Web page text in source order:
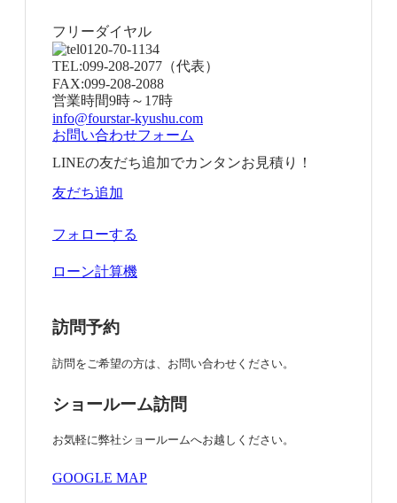
フリーダイヤル
0120-70-1134
TEL:099-208-2077 （代表）
FAX:099-208-2088
営業時間9時～17時
info@fourstar-kyushu.com
お問い合わせフォーム
LINEの友だち追加でカンタンお見積り！
友だち追加
フォローする
ローン計算機
訪問予約
訪問をご希望の方は、お問い合わせください。
ショールーム訪問
お気軽に弊社ショールームへお越しください。
GOOGLE MAP